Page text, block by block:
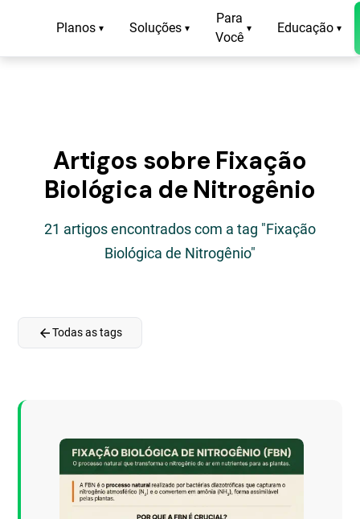
Planos ▾ Soluções ▾
Para
Você
▾ Educação ▾
Artigos sobre Fixação
Biológica de Nitrogênio
21 artigos encontrados com a tag "Fixação
Biológica de Nitrogênio"
arrow_backTodas as tags